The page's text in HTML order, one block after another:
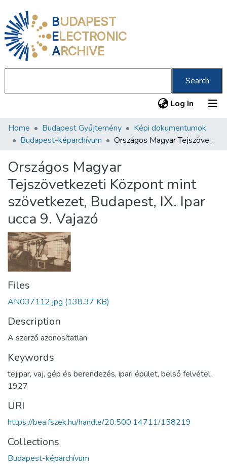
BUDAPEST
ELECTRONIC
ARCHIVE
Search
Log In (current)
Communities & Collections
Statistics
About us
Home Budapest Gyűjtemény
Képi dokumentumok
Budapest-képarchívum
Országos Magyar Tejszövetkezeti Központ mint szövetkezet, Budapest, IX. Ipar ucca 9. Vajazó
Országos Magyar
Tejszövetkezeti Központ mint
szövetkezet, Budapest, IX. Ipar
ucca 9. Vajazó
Files
AN037112.jpg (138.37 KB)
Description
A szerző azonosítatlan
Keywords
tejipar, vaj, gép és berendezés, ipari épület, belső felvétel,
1927
URI
https://bea.fszek.hu/handle/20.500.14711/158219
Collections
Budapest-képarchívum